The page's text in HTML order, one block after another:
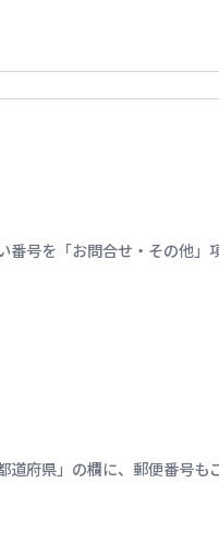
号を「お問合せ・その他」
道府県」の欄に、郵便番号も